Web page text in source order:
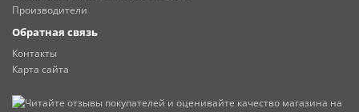
Производители
Обратная связь
Контакты
Карта сайта